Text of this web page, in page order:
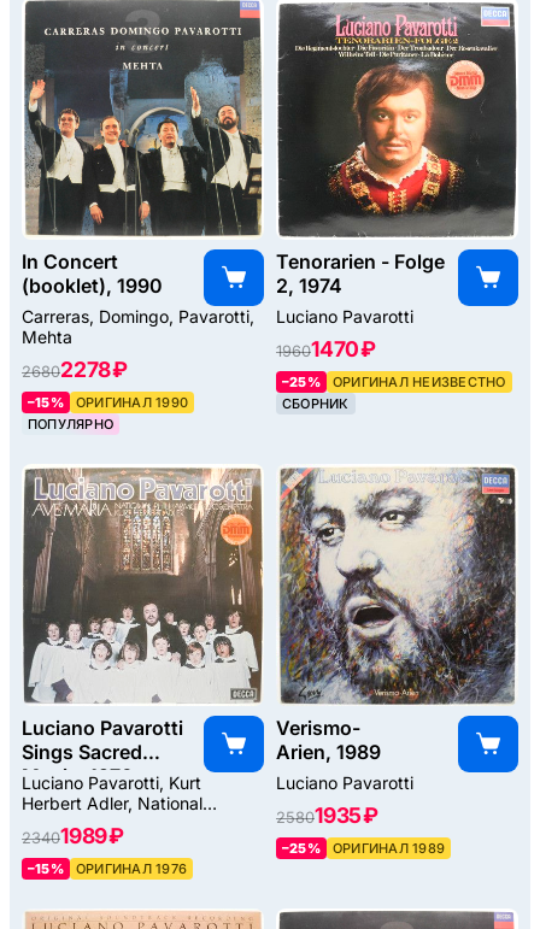
In Concert
(booklet), 1990
Carreras, Domingo, Pavarotti,
Mehta
26802278 ₽
–15%
ОРИГИНАЛ 1990
ПОПУЛЯРНО
Tenorarien - Folge
2, 1974
Luciano Pavarotti
19601470 ₽
–25%
ОРИГИНАЛ НЕИЗВЕСТНО
СБОРНИК
Luciano Pavarotti
Sings Sacred
Music, 1976
Luciano Pavarotti, Kurt
Herbert Adler, National
Philharmonic
23401989 ₽
–15% ОРИГИНАЛ 1976
Verismo-
Arien, 1989
Luciano Pavarotti
25801935 ₽
–25% ОРИГИНАЛ 1989